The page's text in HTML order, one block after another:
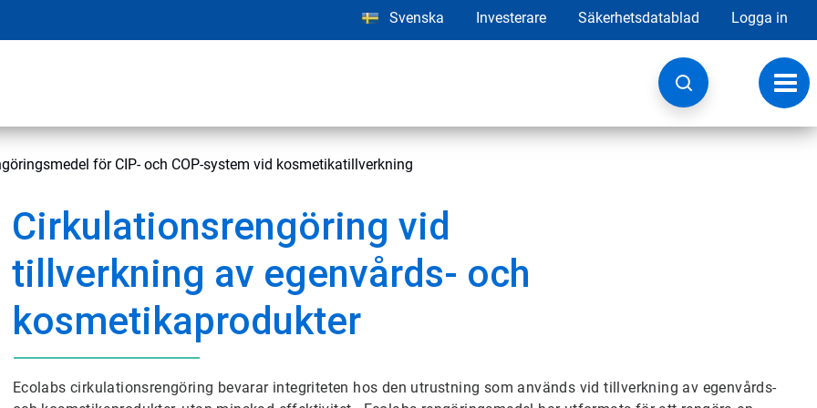
Svenska Investerare Säkerhetsdatablad Logga in
för CIP- och COP-system vid kosmetikatillverkning
Cirkulationsrengöring vid
tillverkning av egenvårds- och
kosmetikaprodukter
Ecolabs cirkulationsrengöring bevarar integriteten hos den utrustning som används vid tillverkning av egenvårds-